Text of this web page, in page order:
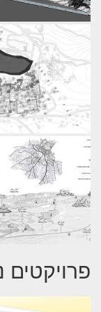
פרויקטים